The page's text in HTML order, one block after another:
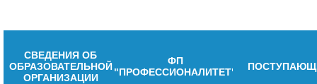
СВЕДЕНИЯ ОБ
ОБРАЗОВАТЕЛЬНОЙ
ОРГАНИЗАЦИИ
ФП
"ПРОФЕССИОНАЛИТЕТ"